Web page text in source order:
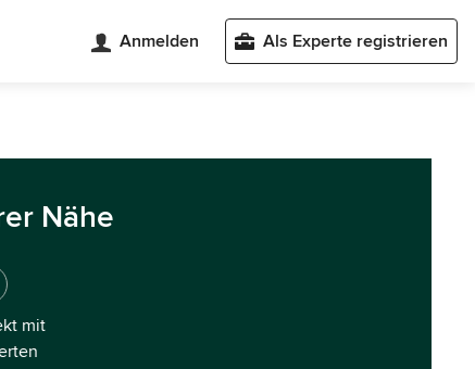
Anmelden Als Experte registrieren
Nähe
mit